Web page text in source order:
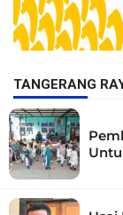
TANGERANG